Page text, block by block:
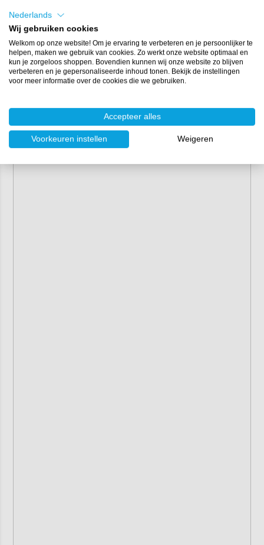
Nederlands
Wij gebruiken cookies
Welkom op onze website! Om je ervaring te verbeteren en je persoonlijker te
helpen, maken we gebruik van cookies. Zo werkt onze website optimaal en
kun je zorgeloos shoppen. Bovendien kunnen wij onze website zo blijven
verbeteren en je gepersonaliseerde inhoud tonen. Bekijk de instellingen
voor meer informatie over de cookies die we gebruiken.
Accepteer alles
Voorkeuren instellen Weigeren